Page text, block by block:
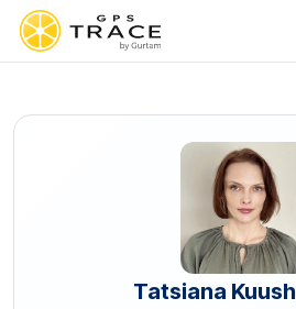
Tatsiana